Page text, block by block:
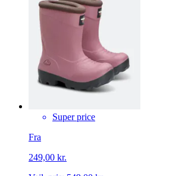
Super price
Fra
249,00 kr.